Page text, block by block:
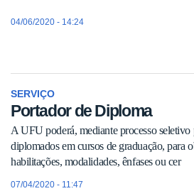
04/06/2020 - 14:24
SERVIÇO
Portador de Diploma
A UFU poderá, mediante processo
diplomados em cursos de graduação, para
habilitações, modalidades, ênfases ou cer
07/04/2020 - 11:47